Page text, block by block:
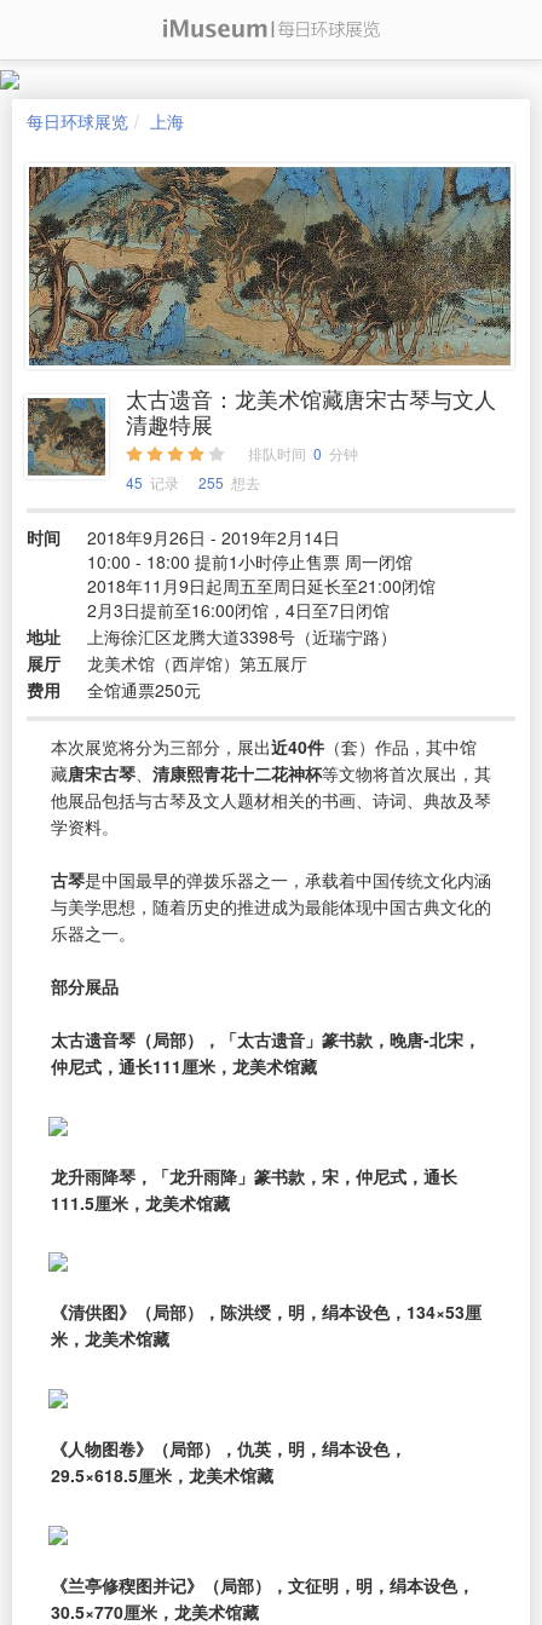
每日环球展览 上海
太古遗音：龙美术馆藏唐宋古琴与文人
清趣特展
排队时间 0 分钟
45 记录 255 想去
时间
2018年9月26日 - 2019年2月14日
10:00 - 18:00 提前1小时停止售票 周一闭馆
2018年11月9日起周五至周日延长至21:00闭馆
2月3日提前至16:00闭馆，4日至7日闭馆
地址
上海徐汇区龙腾大道3398号（近瑞宁路）
展厅
龙美术馆（西岸馆）第五展厅
费用
全馆通票250元
本次展览将分为三部分，展出近40件 （套）作品，其中馆
藏唐宋古琴 清康熙青花十二花神杯等文物将首次展出，其
他展品包括与古琴及文人题材相关的书画、诗词、典故及琴
学资料。
古琴是中国最早的弹拨乐器之一，承载着中国传统文化内涵
与美学思想，随着历史的推进成为最能体现中国古典文化的
乐器之一。
部分展品
太古遗音琴（局部），「太古遗音」篆书款，晚唐-北宋，
仲尼式，通长111厘米，龙美术馆藏
龙升雨降琴，「龙升雨降」篆书款，宋，仲尼式，通长
111.5厘米，龙美术馆藏
《清供图》（局部），陈洪绶，明，绢本设色，134×53厘
米，龙美术馆藏
《人物图卷》（局部），仇英，明，绢本设色，
29.5×618.5厘米，龙美术馆藏
《兰亭修稧图并记》（局部），文征明，明，绢本设色，
30.5×770厘米，龙美术馆藏